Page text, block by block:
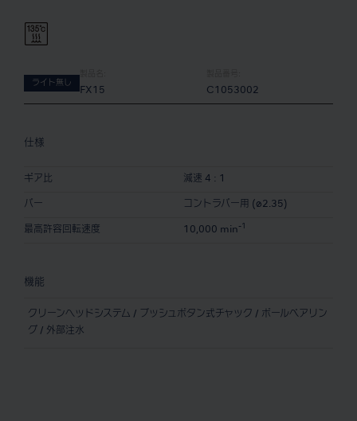
ライト無し
FX15 C1053002
仕様
ギア比 減速 4 : 1
バー コントラバー用 (ø2.35)
最高許容回転速度 10,000 min -1
機能
クリーンヘッドシステム / プッシュボタン式チャック / ボールベアリン
グ / 外部注水